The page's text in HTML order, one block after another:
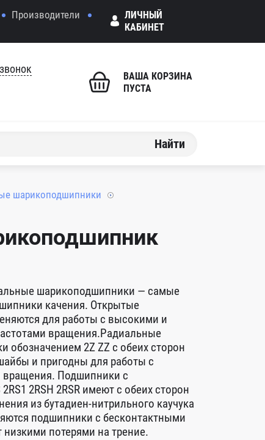
Производители
ЛИЧНЫЙ
КАБИНЕТ
ВАША КОРЗИНА
ПУСТА
Найти
шарикоподшипники
шарикоподшипники — самые
качения. Открытые
для работы с высокими и
вращения.Радиальные
обозначением 2Z ZZ с обеих сторон
и пригодны для работы с
вращения. Подшипники с
2RSH 2RSR имеют с обеих сторон
из бутадиен-нитрильного каучука
подшипники с бесконтактными
потерями на трение.